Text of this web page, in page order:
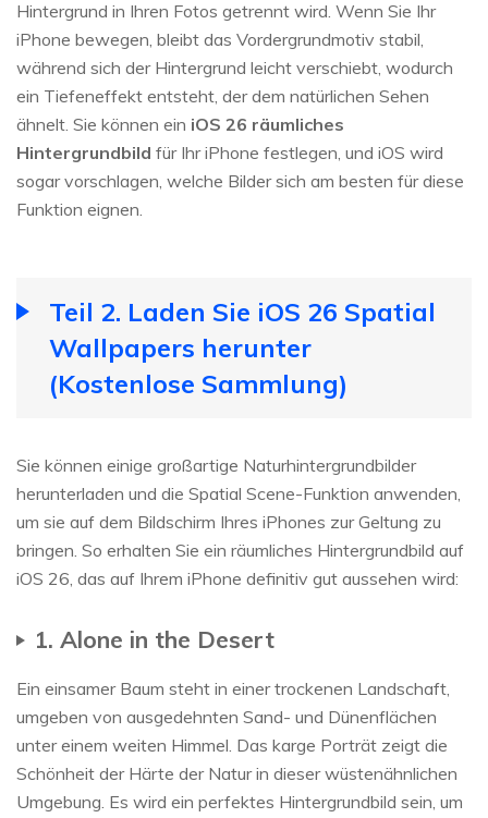
Hintergrund in Ihren Fotos getrennt wird. Wenn Sie Ihr
iPhone bewegen, bleibt das Vordergrundmotiv stabil,
während sich der Hintergrund leicht verschiebt, wodurch
ein Tiefeneffekt entsteht, der dem natürlichen Sehen
ähnelt. Sie können ein iOS 26 räumliches
Hintergrundbild für Ihr iPhone festlegen, und iOS wird
sogar vorschlagen, welche Bilder sich am besten für diese
Funktion eignen.
Teil 2. Laden Sie iOS 26 Spatial
Wallpapers herunter
(Kostenlose Sammlung)
Sie können einige großartige Naturhintergrundbilder
herunterladen und die Spatial Scene-Funktion anwenden,
um sie auf dem Bildschirm Ihres iPhones zur Geltung zu
bringen. So erhalten Sie ein räumliches Hintergrundbild auf
iOS 26, das auf Ihrem iPhone definitiv gut aussehen wird:
1. Alone in the Desert
Ein einsamer Baum steht in einer trockenen Landschaft,
umgeben von ausgedehnten Sand- und Dünenflächen
unter einem weiten Himmel. Das karge Porträt zeigt die
Schönheit der Härte der Natur in dieser wüstenähnlichen
Umgebung. Es wird ein perfektes Hintergrundbild sein, um